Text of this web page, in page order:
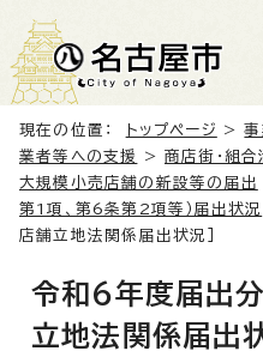
現在の位置： トップページ >
業者等への支援
>商店街・組
大規模小売店舗の新設等の届出
第1項、第6条第2項等）届出状況
店舗立地法関係届出状況］
令和6年度届出
立地法関係届出状